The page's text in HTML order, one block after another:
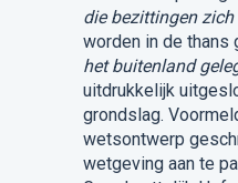
die bezittingen
worden in de thans
het buitenland
uitdrukkelijk
grondslag.
wetsontwerp
wetgeving aan te